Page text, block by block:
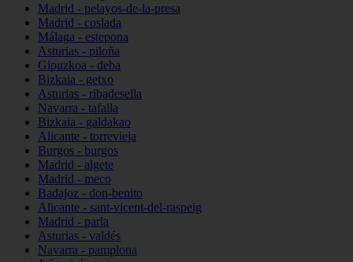
Madrid - pelayos-de-la-presa
Madrid - coslada
Málaga - estepona
Asturias - piloña
Gipuzkoa - deba
Bizkaia - getxo
Asturias - ribadesella
Navarra - tafalla
Bizkaia - galdakao
Alicante - torrevieja
Burgos - burgos
Madrid - algete
Madrid - meco
Badajoz - don-benito
Alicante - sant-vicent-del-raspeig
Madrid - parla
Asturias - valdés
Navarra - pamplona